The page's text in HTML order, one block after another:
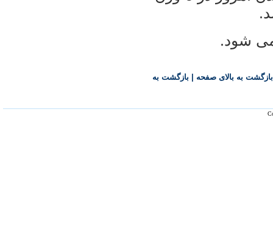
بازگشت به بالای صفحه بازگشت به